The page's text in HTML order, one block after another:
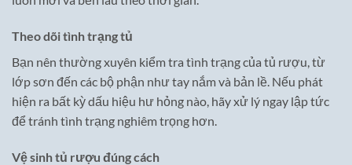
Theo dõi tình trạng tủ
Bạn nên thường xuyên kiểm tra tình trạng của tủ rượu, từ
lớp sơn đến các bộ phận như tay nắm và bản lề. Nếu phát
hiện ra bất kỳ dấu hiệu hư hỏng nào, hãy xử lý ngay lập tức
để tránh tình trạng nghiêm trọng hơn.
Vệ sinh tủ rượu đúng cách